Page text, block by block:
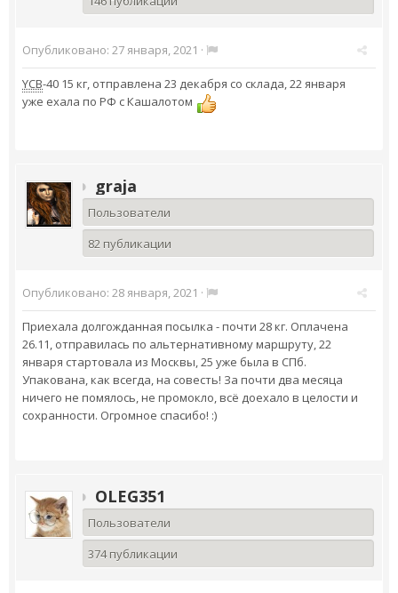
Опубликовано: 27 января, 2021 ·
YCB-40 15 кг, отправлена 23 декабря со склада, 22 января
уже ехала по РФ с Кашалотом
graja
Пользователи
82 публикации
Опубликовано: 28 января, 2021 ·
Приехала долгожданная посылка - почти 28 кг. Оплачена
26.11, отправилась по альтернативному маршруту, 22
января стартовала из Москвы, 25 уже была в СПб.
Упакована, как всегда, на совесть! За почти два месяца
ничего не помялось, не промокло, всё доехало в целости и
сохранности. Огромное спасибо! :)
OLEG351
Пользователи
374 публикации